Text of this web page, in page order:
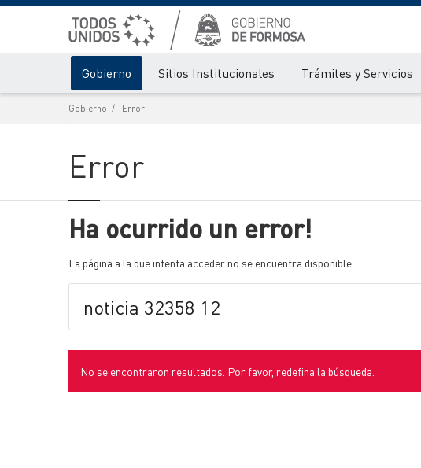
Gobierno Sitios Institucionales Trámites y Servicios
Gobierno Error
Error
Ha ocurrido un error!
La página a la que intenta acceder no se encuentra disponible.
No se encontraron resultados. Por favor, redefina la búsqueda.